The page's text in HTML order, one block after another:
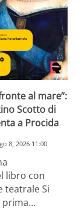
al mare”:
Scotto di
a Procida
8, 2026 11:00
libro con
teatrale Si
prima…